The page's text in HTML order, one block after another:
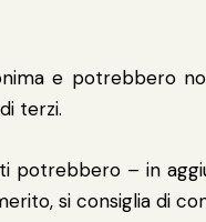
e potrebbero
terzi.
– in
si consiglia di